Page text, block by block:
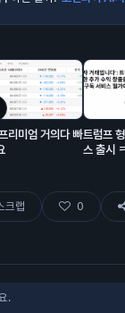
리미엄 거의다 빠트럼프
스 출시
크랩 0